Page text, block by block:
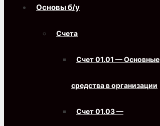
Основы б/у
Счета
Счет 01.01 — Основные
средства в организации
Счет 01.03 —